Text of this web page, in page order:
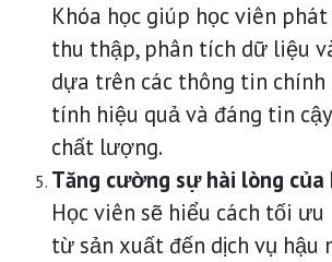
Khóa học giúp học viên
thu thập, phân tích dữ liệu
dựa trên các thông tin chính
tính hiệu quả và đáng tin
chất lượng.
Tăng cường sự hài lòng của
Học viên sẽ hiểu cách tối
từ sản xuất đến dịch vụ hậu